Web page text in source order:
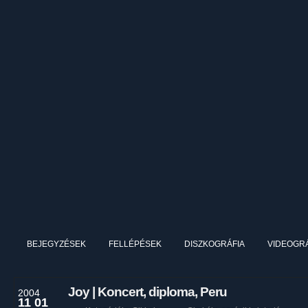
BEJEGYZÉSEK FELLÉPÉSEK DISZKOGRÁFIA
2004
11 01
Joy | Koncert, diploma, Peru